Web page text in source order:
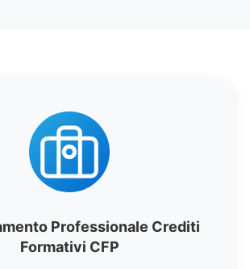
Professionale Crediti
Formativi CFP